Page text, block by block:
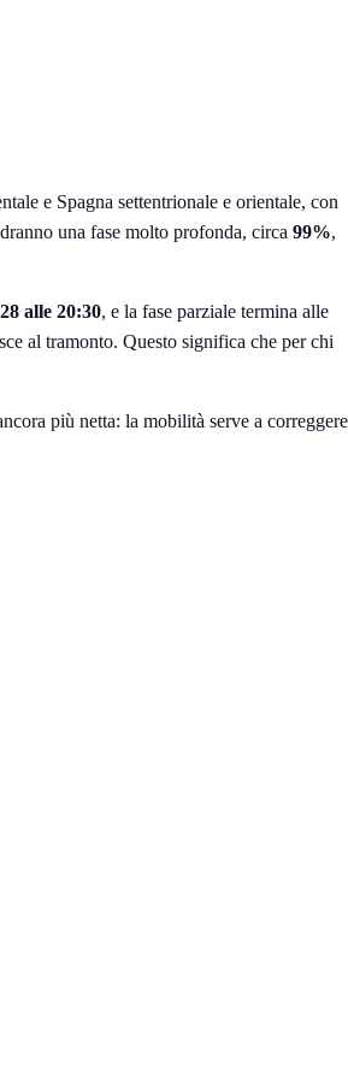
e Spagna settentrionale e orientale, con
una fase molto profonda, circa 99%,
alle 20:30, e la fase parziale termina alle
al tramonto. Questo significa che per chi
più netta: la mobilità serve a correggere